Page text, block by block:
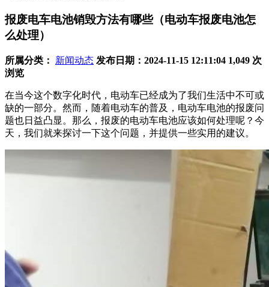
报废电车电池销毁方法有哪些（电动车报废电池怎
么处理）
所属分类： 新闻动态 发布日期：2024-11-15 12:11:04 1,049 次
浏览
在当今这个数字化时代，电动车已经成为了我们生活中不可或
缺的一部分。然而，随着电动车的普及，电动车电池的报废问
题也日益凸显。那么，报废的电动车电池应该如何处理呢？今
天，我们就来探讨一下这个问题，并提供一些实用的建议。